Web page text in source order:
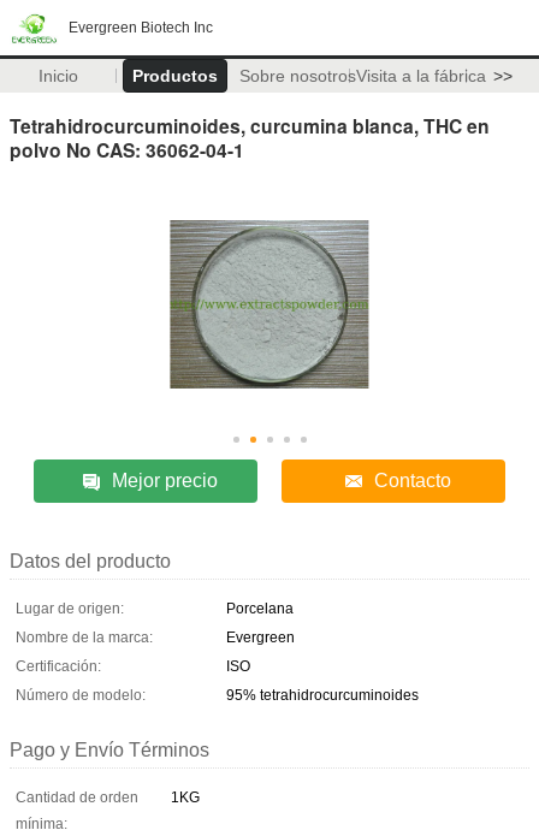
Evergreen Biotech Inc
Inicio Productos Sobre nosotrosVisita a la fábrica >>
Tetrahidrocurcuminoides, curcumina blanca, THC en
polvo No CAS: 36062-04-1
Mejor precio Contacto
Datos del producto
Lugar de origen:
Porcelana
Nombre de la marca:
Evergreen
Certificación:
ISO
Número de modelo:
95% tetrahidrocurcuminoides
Pago y Envío Términos
Cantidad de orden
mínima:
1KG